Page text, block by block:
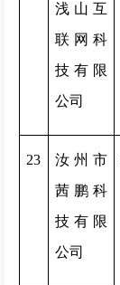
浅山互
联网科
技有限
公司
23
汝州市
茜鹏科
技有限
公司